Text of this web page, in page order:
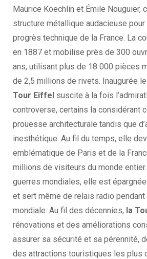
Maurice Koechlin et Émile Nouguier,
structure métallique audacieuse
progrès technique de la France. La
en 1887 et mobilise près de 300
ans, utilisant plus de 18 000 pièces
de 2,5 millions de rivets. Inaugurée
Tour Eiffel suscite à la fois
controverse, certains la considérant
prouesse architecturale tandis que
inesthétique. Au fil du temps, elle
emblématique de Paris et de la
millions de visiteurs du monde
guerres mondiales, elle est
et sert même de relais radio pendant
mondiale. Au fil des décennies, la
rénovations et des améliorations
assurer sa sécurité et sa pérennité,
des attractions touristiques les plus